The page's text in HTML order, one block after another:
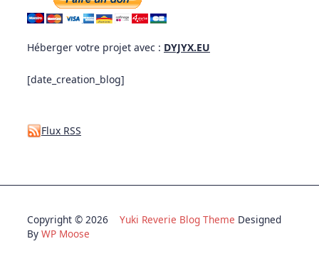
Héberger votre projet avec : DYJYX.EU
[date_creation_blog]
Flux RSS
Copyright © 2026 Yuki Reverie Blog Theme Designed
By WP Moose